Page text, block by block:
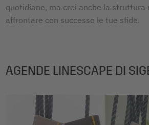
quotidiane, ma crei anche la struttura
affrontare con successo le tue sfide.
AGENDE LINESCAPE DI